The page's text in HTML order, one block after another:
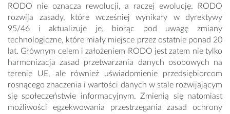
RODO nie oznacza rewolucji, a raczej ewolucję. RODO
rozwija zasady, które wcześniej wynikały w dyrektywy
95/46 i aktualizuje je, biorąc pod uwagę zmiany
technologiczne, które miały miejsce przez ostatnie ponad 20
lat. Głównym celem i założeniem RODO jest zatem nie tylko
harmonizacja zasad przetwarzania danych osobowych na
terenie UE, ale również uświadomienie przedsiębiorcom
rosnącego znaczenia i wartości danych w stale rozwijającym
się społeczeństwie informacyjnym. Zmienią się natomiast
możliwości egzekwowania przestrzegania zasad ochrony